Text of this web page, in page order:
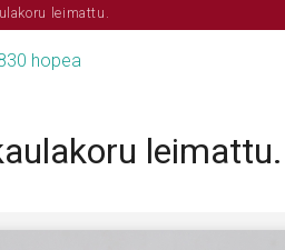
leimattu.
hopea
leimattu.